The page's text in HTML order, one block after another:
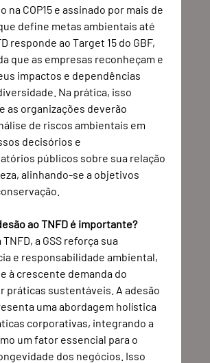
na COP15 e assinado por mais de
define metas ambientais até
responde ao Target 15 do GBF,
que as empresas reconheçam e
impactos e dependências
Na prática, isso
as organizações deverão
de riscos ambientais em
decisórios e
públicos sobre sua relação
alinhando-se a objetivos
ao TNFD é importante?
a GSS reforça sua
e responsabilidade ambiental,
à crescente demanda do
práticas sustentáveis. A adesão
uma abordagem holística
corporativas, integrando a
um fator essencial para o
dos negócios. Isso